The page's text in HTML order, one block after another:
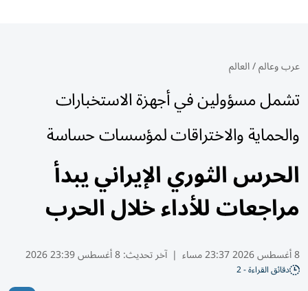
عرب وعالم/العالم
تشمل مسؤولين في أجهزة الاستخبارات
والحماية والاختراقات لمؤسسات حساسة
الحرس الثوري الإيراني يبدأ
مراجعات للأداء خلال الحرب
8 أغسطس 2026 23:37 مساء | آخر تحديث:8 أغسطس 23:39 2026
دقائق القراءة - 2